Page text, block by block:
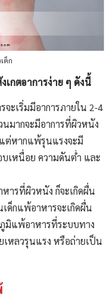
ด็ก
เกตอาการง่าย ๆ ดังนี้
ะเริ่มมีอาการภายใน 2-4
มากจะมีอาการที่ผิวหนัง
ต่หากแพ้รุนแรงจะมี
บเหนื่อย ความดันต่ำ และ
รที่ผิวหนัง ก็จะเกิดผื่น
ด็กแพ้อาหารจะเกิดผื่น
มิแพ้อาหารที่ระบบทาง
เหลวรุนแรง หรือถ่ายเป็น